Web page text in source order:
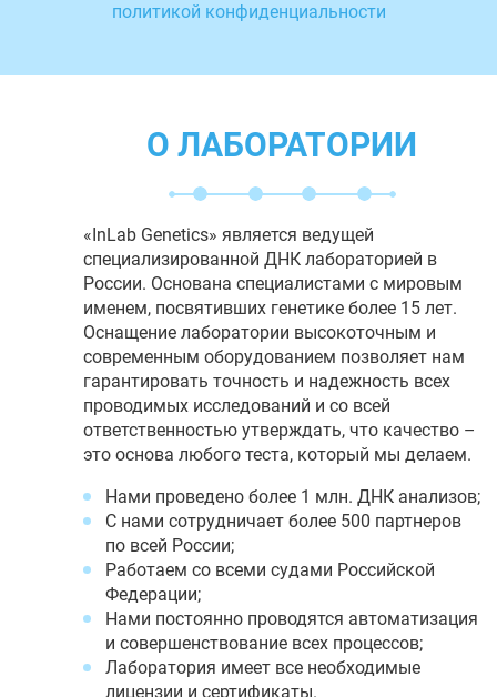
политикой конфиденциальности
О ЛАБОРАТОРИИ
«InLab Genetics» является ведущей
специализированной ДНК лабораторией в
России. Основана специалистами с мировым
именем, посвятивших генетике более 15 лет.
Оснащение лаборатории высокоточным и
современным оборудованием позволяет нам
гарантировать точность и надежность всех
проводимых исследований и со всей
ответственностью утверждать, что качество –
это основа любого теста, который мы делаем.
Нами проведено более 1 млн. ДНК анализов;
С нами сотрудничает более 500 партнеров
по всей России;
Работаем со всеми судами Российской
Федерации;
Нами постоянно проводятся автоматизация
и совершенствование всех процессов;
Лаборатория имеет все необходимые
лицензии и сертификаты.